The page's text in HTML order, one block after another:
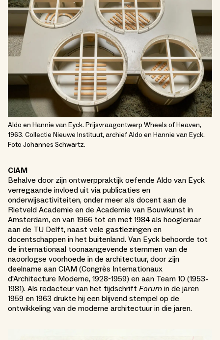
Aldo en Hannie van Eyck. Prijsvraagontwerp Wheels of Heaven,
1963. Collectie Nieuwe Instituut, archief Aldo en Hannie van Eyck.
Foto Johannes Schwartz.
CIAM
Behalve door zijn ontwerppraktijk oefende Aldo van Eyck
verregaande invloed uit via publicaties en
onderwijsactiviteiten, onder meer als docent aan de
Rietveld Academie en de Academie van Bouwkunst in
Amsterdam, en van 1966 tot en met 1984 als hoogleraar
aan de TU Delft, naast vele gastlezingen en
docentschappen in het buitenland. Van Eyck behoorde tot
de internationaal toonaangevende stemmen van de
naoorlogse voorhoede in de architectuur, door zijn
deelname aan CIAM (Congrès Internationaux
d'Architecture Moderne, 1928-1959) en aan Team 10 (1953-
1981). Als redacteur van het tijdschrift Forum in de jaren
1959 en 1963 drukte hij een blijvend stempel op de
ontwikkeling van de moderne architectuur in die jaren.